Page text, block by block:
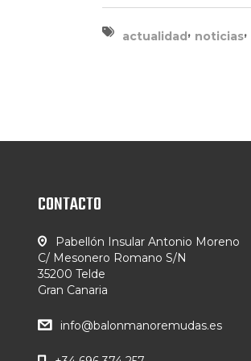
actualidad, noticias,
CONTACTO
Pabellón Insular Antonio Moreno
C/ Mesonero Romano S/N
35200 Telde
Gran Canaria
info@balonmanoremudas.es